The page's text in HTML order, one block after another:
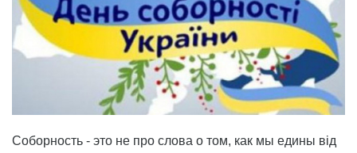
Соборность - это не про слова о том, как мы едины від